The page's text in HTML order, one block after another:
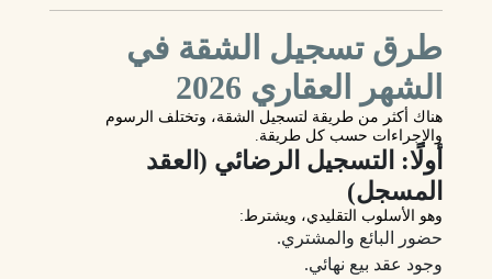
طرق تسجيل الشقة في
الشهر العقاري 2026
هناك أكثر من طريقة لتسجيل الشقة، وتختلف الرسوم
والإجراءات حسب كل طريقة.
أولًا: التسجيل الرضائي (العقد
المسجل)
وهو الأسلوب التقليدي، ويشترط:
حضور البائع والمشتري.
وجود عقد بيع نهائي.